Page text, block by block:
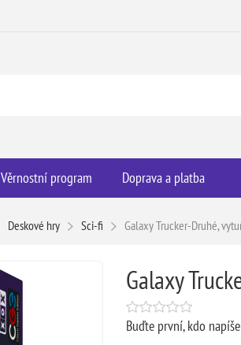
Věrnostní program Doprava a platba
Deskové hry Sci-fi Galaxy Trucker-Druhé,
Galaxy
Buďte první, kdo